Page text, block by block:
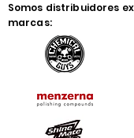
Somos distribuidores
marcas: